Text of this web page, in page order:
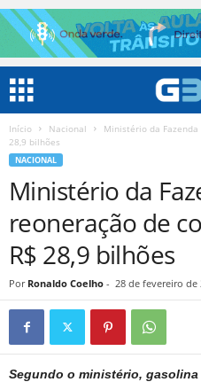
Início Nacional
Ministério da
28,9 bilhões
NACIONAL
Ministério da
reoneração de
R$ 28,9 bilhões
Por Ronaldo Coelho - 28 de fevereiro de
Segundo o ministério,